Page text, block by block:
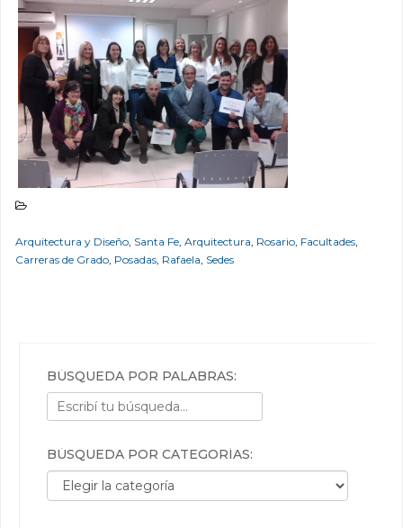
Arquitectura y Diseño, Santa Fe, Arquitectura, Rosario, Facultades,
Carreras de Grado, Posadas, Rafaela, Sedes
BÚSQUEDA POR PALABRAS:
BÚSQUEDA POR CATEGORÍAS:
Búsqueda por categorías: